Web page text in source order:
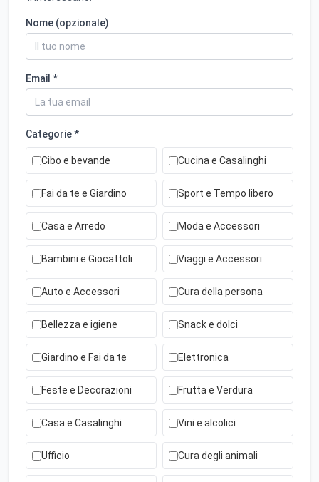
Nome (opzionale)
Email *
Categorie *
Cibo e bevande Cucina e Casalinghi
Fai da te e Giardino Sport e Tempo libero
Casa e Arredo Moda e Accessori
Bambini e Giocattoli Viaggi e Accessori
Auto e Accessori Cura della persona
Bellezza e igiene Snack e dolci
Giardino e Fai da te Elettronica
Feste e Decorazioni Frutta e Verdura
Casa e Casalinghi Vini e alcolici
Ufficio Cura degli animali